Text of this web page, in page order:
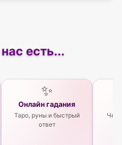
есть...
✨
Онлайн гадания
Таро, руны и быстрый
ответ